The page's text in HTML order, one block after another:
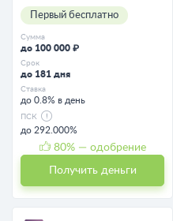
Первый бесплатно
Сумма
до 100 000 ₽
Срок
до 181 дня
Ставка
до 0.8% в день
ПСК
до 292.000%
80% — одобрение
Получить деньги